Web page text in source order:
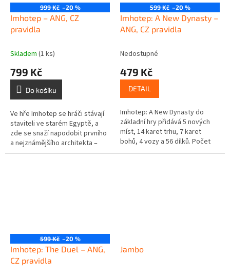
999 Kč –20 %
Imhotep – ANG, CZ
pravidla
Skladem (1 ks)
799 Kč
Do košíku
Ve hře Imhotep se hráči stávají
staviteli ve starém Egyptě, a
zde se snaží napodobit prvního
a nejznámějšího architekta –
Imhotepa. Během šesti kol
599 Kč –20 %
Imhotep: A New Dynasty –
ANG, CZ pravidla
Nedostupné
479 Kč
DETAIL
Imhotep: A New Dynasty do
základní hry přidává 5 nových
míst, 14 karet trhu, 7 karet
bohů, 4 vozy a 56 dílků. Počet
hráčů: 2-4 Věková skupina: 10+
599 Kč –20 %
Imhotep: The Duel – ANG,
CZ pravidla
Jambo